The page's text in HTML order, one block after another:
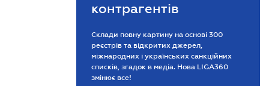
контрагентів
Склади повну картину на основі 300
реєстрів та відкритих джерел,
міжнародних і українських санкційних
списків, згадок в медіа. Нова LIGA360
змінює все!